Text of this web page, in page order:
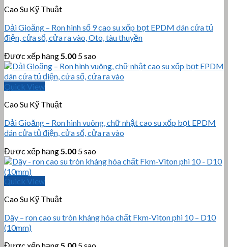
Cao Su Kỹ Thuật
Dải Gioăng – Ron hình số 9 cao su xốp bọt EPDM dán cửa tủ
điện, cửa sổ, cửa ra vào, Oto, tàu thuyền
Được xếp hạng5.00 5 sao
Quick View
Cao Su Kỹ Thuật
Dải Gioăng – Ron hình vuông, chữ nhật cao su xốp bọt EPDM
dán cửa tủ điện, cửa sổ, cửa ra vào
Được xếp hạng5.00 5 sao
Quick View
Cao Su Kỹ Thuật
Dây – ron cao su tròn kháng hóa chất Fkm-Viton phi 10 – D10
(10mm)